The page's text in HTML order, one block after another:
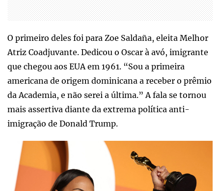
O primeiro deles foi para Zoe Saldaña, eleita Melhor
Atriz Coadjuvante. Dedicou o Oscar à avó, imigrante
que chegou aos EUA em 1961. “Sou a primeira
americana de origem dominicana a receber o prêmio
da Academia, e não serei a última.” A fala se tornou
mais assertiva diante da extrema política anti-
imigração de Donald Trump.